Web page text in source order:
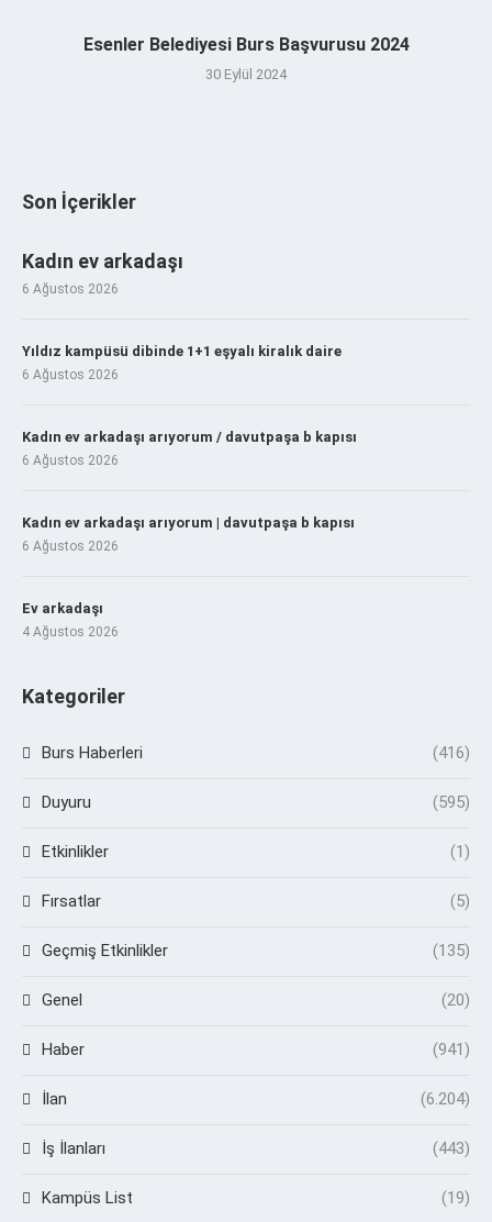
Esenler Belediyesi Burs Başvurusu 2024
30 Eylül 2024
Son İçerikler
Kadın ev arkadaşı
6 Ağustos 2026
Yıldız kampüsü dibinde 1+1 eşyalı kiralık daire
6 Ağustos 2026
Kadın ev arkadaşı arıyorum / davutpaşa b kapısı
6 Ağustos 2026
Kadın ev arkadaşı arıyorum | davutpaşa b kapısı
6 Ağustos 2026
Ev arkadaşı
4 Ağustos 2026
Kategoriler
Burs Haberleri (416)
Duyuru (595)
Etkinlikler (1)
Fırsatlar (5)
Geçmiş Etkinlikler (135)
Genel (20)
Haber (941)
İlan (6.204)
İş İlanları (443)
Kampüs List (19)